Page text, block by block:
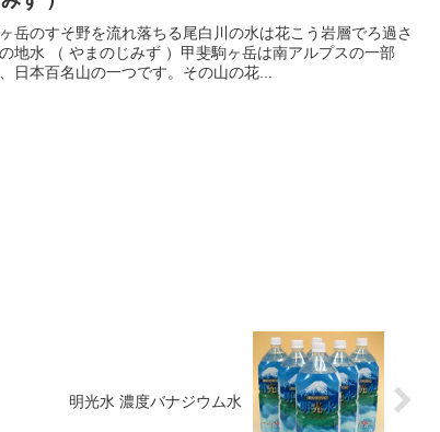
岳のすそ野を流れ落ちる尾白川の水は花こう岩層でろ過さ
地水 （ やまのじみず ）甲斐駒ヶ岳は南アルプスの一部
日本百名山の一つです。その山の花...
明光水 濃度バナジウム水